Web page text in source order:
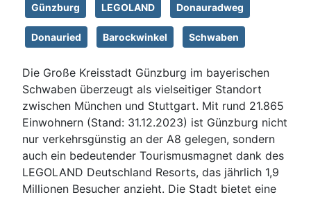
Günzburg LEGOLAND Donauradweg
Donauried Barockwinkel Schwaben
Die Große Kreisstadt Günzburg im bayerischen
Schwaben überzeugt als vielseitiger Standort
zwischen München und Stuttgart. Mit rund 21.865
Einwohnern (Stand: 31.12.2023) ist Günzburg nicht
nur verkehrsgünstig an der A8 gelegen, sondern
auch ein bedeutender Tourismusmagnet dank des
LEGOLAND Deutschland Resorts, das jährlich 1,9
Millionen Besucher anzieht. Die Stadt bietet eine